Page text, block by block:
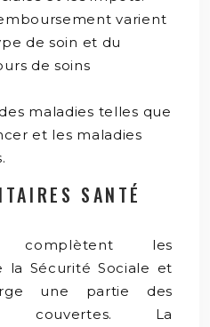
varient
de soin et du
de soins
maladies telles que
et les maladies
SANTÉ
complètent les
la Sécurité Sociale et
une partie des
couvertes. La